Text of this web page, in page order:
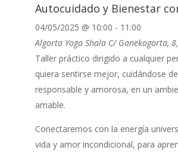
Autocuidado y Bienestar
04/05/2025 @ 10:00 - 11:00
Algorta Yoga Shala C/ Ganekogorta,
Taller práctico dirigido a cualquier
quiera sentirse mejor, cuidándose
responsable y amorosa, en un
amable.
Conectaremos con la energía
vida y amor incondicional, para